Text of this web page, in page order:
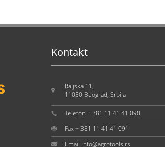
Kontakt
Raljska 11,
11050 Beograd, Srbija
Telefon + 381 11 41 41 090
Fax + 381 11 41 41 091
Email info@agrotools.rs